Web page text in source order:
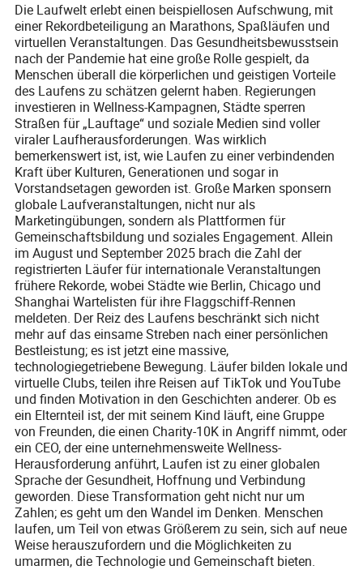
Die Laufwelt erlebt einen beispiellosen Aufschwung, mit
einer Rekordbeteiligung an Marathons, Spaßläufen und
virtuellen Veranstaltungen. Das Gesundheitsbewusstsein
nach der Pandemie hat eine große Rolle gespielt, da
Menschen überall die körperlichen und geistigen Vorteile
des Laufens zu schätzen gelernt haben. Regierungen
investieren in Wellness-Kampagnen, Städte sperren
Straßen für „Lauftage“ und soziale Medien sind voller
viraler Laufherausforderungen. Was wirklich
bemerkenswert ist, ist, wie Laufen zu einer verbindenden
Kraft über Kulturen, Generationen und sogar in
Vorstandsetagen geworden ist. Große Marken sponsern
globale Laufveranstaltungen, nicht nur als
Marketingübungen, sondern als Plattformen für
Gemeinschaftsbildung und soziales Engagement. Allein
im August und September 2025 brach die Zahl der
registrierten Läufer für internationale Veranstaltungen
frühere Rekorde, wobei Städte wie Berlin, Chicago und
Shanghai Wartelisten für ihre Flaggschiff-Rennen
meldeten. Der Reiz des Laufens beschränkt sich nicht
mehr auf das einsame Streben nach einer persönlichen
Bestleistung; es ist jetzt eine massive,
technologiegetriebene Bewegung. Läufer bilden lokale und
virtuelle Clubs, teilen ihre Reisen auf TikTok und YouTube
und finden Motivation in den Geschichten anderer. Ob es
ein Elternteil ist, der mit seinem Kind läuft, eine Gruppe
von Freunden, die einen Charity-10K in Angriff nimmt, oder
ein CEO, der eine unternehmensweite Wellness-
Herausforderung anführt, Laufen ist zu einer globalen
Sprache der Gesundheit, Hoffnung und Verbindung
geworden. Diese Transformation geht nicht nur um
Zahlen; es geht um den Wandel im Denken. Menschen
laufen, um Teil von etwas Größerem zu sein, sich auf neue
Weise herauszufordern und die Möglichkeiten zu
umarmen, die Technologie und Gemeinschaft bieten.